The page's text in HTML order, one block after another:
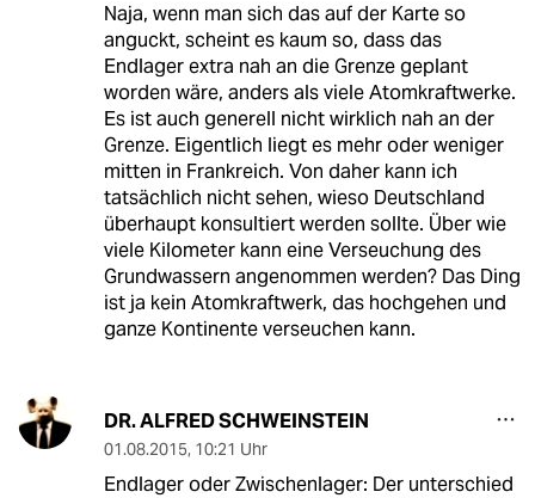
Naja, wenn man sich das auf der Karte so
anguckt, scheint es kaum so, dass das
Endlager extra nah an die Grenze geplant
worden wäre, anders als viele Atomkraftwerke.
Es ist auch generell nicht wirklich nah an der
Grenze. Eigentlich liegt es mehr oder weniger
mitten in Frankreich. Von daher kann ich
tatsächlich nicht sehen, wieso Deutschland
überhaupt konsultiert werden sollte. Über wie
viele Kilometer kann eine Verseuchung des
Grundwassern angenommen werden? Das Ding
ist ja kein Atomkraftwerk, das hochgehen und
ganze Kontinente verseuchen kann.
DR. ALFRED SCHWEINSTEIN
01.08.2015, 10:21 Uhr
Endlager oder Zwischenlager: Der unterschied